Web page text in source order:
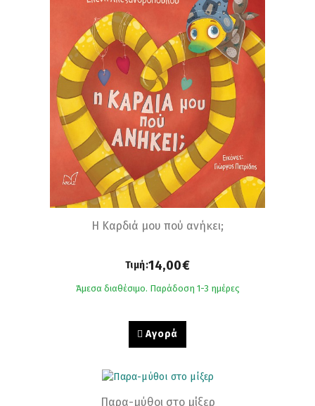
Η Καρδιά μου πού ανήκει;
Τιμή:14,00€
Άμεσα διαθέσιμο. Παράδοση 1-3 ημέρες
Αγορά
Παρα-μύθοι στο μίξερ